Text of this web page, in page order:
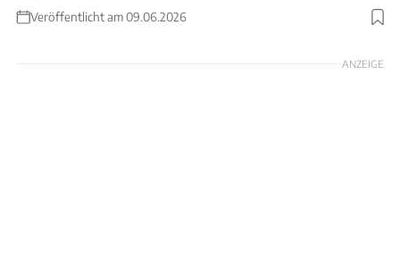
Veröffentlicht am 09.06.2026
Foto: Thomas Heckmann
ANZEIGE